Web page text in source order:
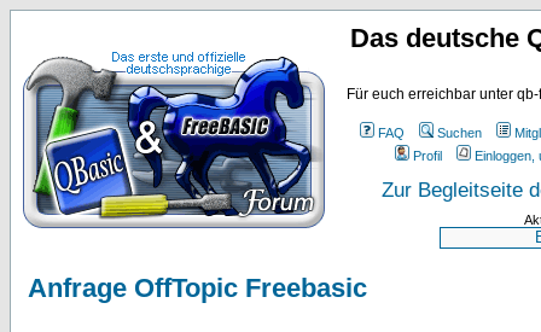
Das deutsche
Für euch erreichbar unter
FAQ Suchen
Profil
Einloggen,
Zur Begleitseite
Anfrage OffTopic Freebasic